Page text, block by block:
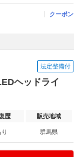
クーポン
法定整備付
ヘッドライ
歴 販売地域
群馬県